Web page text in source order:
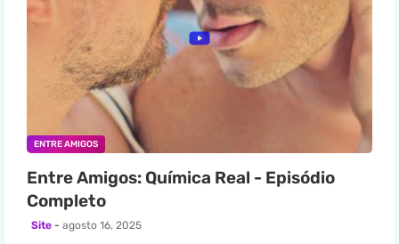
ENTRE AMIGOS
Entre Amigos: Química Real - Episódio
Completo
Site agosto 16, 2025